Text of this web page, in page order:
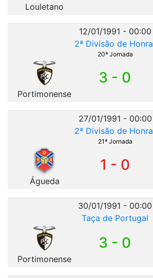
Louletano
12/01/1991 - 00:00
2ª Divisão de Honra
20ª Jornada
Portimonense
3 - 0
27/01/1991 - 00:00
2ª Divisão de Honra
21ª Jornada
Águeda
1 - 0
30/01/1991 - 00:00
Taça de Portugal
Portimonense
3 - 0